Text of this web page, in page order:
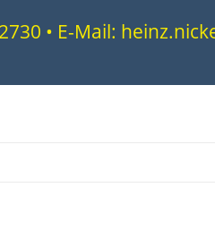
• E-Mail: